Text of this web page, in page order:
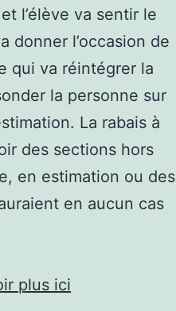
l’élève va sentir le
donner l’occasion de
qui va réintégrer la
la personne sur
La rabais à
des sections hors
en estimation ou des
en aucun cas
plus ici